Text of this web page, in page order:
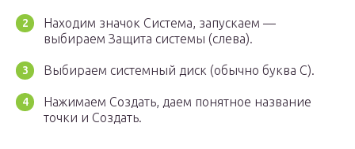
Находим значок Система, запускаем —
выбираем Защита системы (слева).
Выбираем системный диск (обычно буква C).
Нажимаем Создать, даем понятное название
точки и Создать.